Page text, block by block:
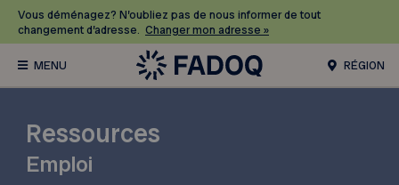
Vous déménagez? N’oubliez pas de nous informer de tout
changement d’adresse. Changer mon adresse »
RÉGION
Ressources
Emploi